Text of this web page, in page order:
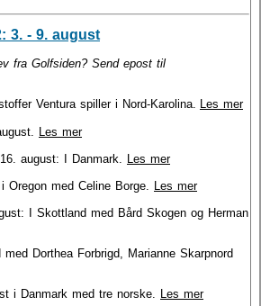
3. - 9. august
fra Golfsiden? Send epost til
Ventura spiller i Nord-Karolina. Les mer
Les mer
august: I Danmark.
Les mer
med Celine Borge. Les mer
I Skottland med Bård Skogen og Herman
Dorthea Forbrigd, Marianne Skarpnord
i Danmark med tre norske. Les mer